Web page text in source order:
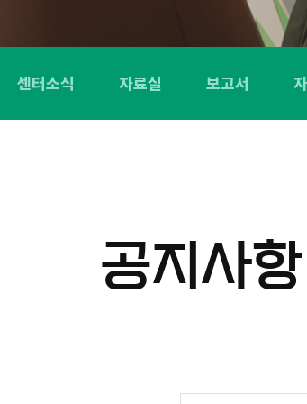
센터소식 자료실 보고서
공지사항